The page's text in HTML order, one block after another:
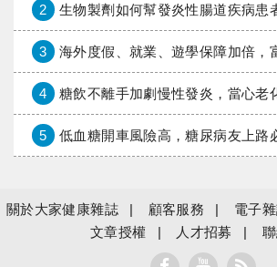
2 生物製劑如何幫發炎性腸道疾病患者抗潰瘍？治療進展
3 海外度假、就業、遊學保障加倍，富邦產險「一期逐夢」專案
4 糖飲不離手加劇慢性發炎，當心老化與
5 低血糖開車風險高，糖尿病友上路
關於大家健康雜誌 顧客服務 電子
文章授權
人才招募